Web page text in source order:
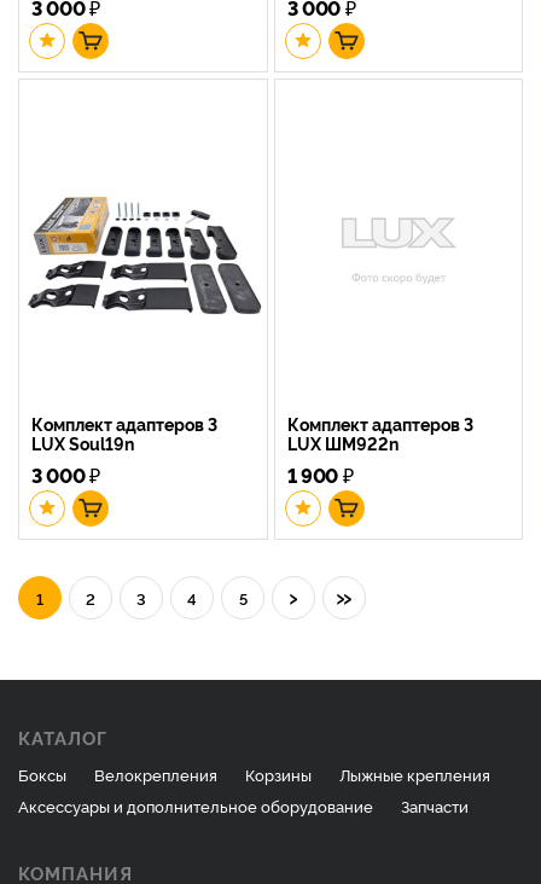
3 000₽ 3 000₽
Комплект адаптеров 3
LUX Soul19n
3 000₽
Комплект адаптеров 3
LUX ШМ922n
1 900₽
1 2 3 4 5 › »
КАТАЛОГ
Боксы Велокрепления Корзины
Лыжные крепления
Аксессуары и дополнительное оборудование
Запчасти
КОМПАНИЯ